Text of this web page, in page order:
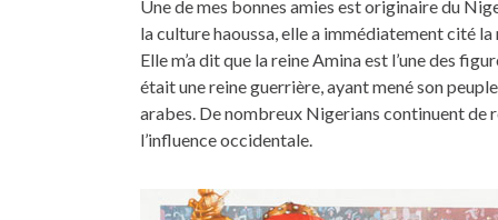
Une de mes bonnes amies est originaire du
la culture haoussa, elle a immédiatement cité
Elle m’a dit que la reine Amina est l’une des
était une reine guerrière, ayant mené son
arabes. De nombreux Nigerians continuent
l’influence occidentale.